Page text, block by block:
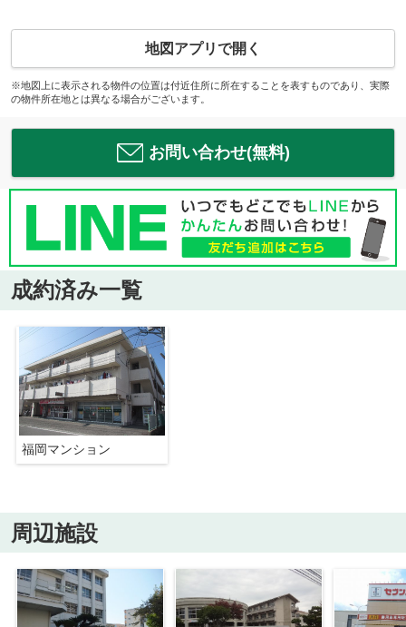
地図アプリで開く
※地図上に表示される物件の位置は付近住所に所在することを表すものであり、実際
の物件所在地とは異なる場合がございます。
お問い合わせ(無料)
成約済み一覧
福岡マンション
周辺施設